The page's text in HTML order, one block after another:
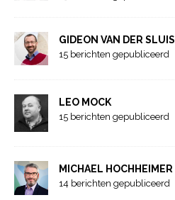
GIDEON VAN DER SLUIS
15 berichten gepubliceerd
LEO MOCK
15 berichten gepubliceerd
MICHAEL HOCHHEIMER
14 berichten gepubliceerd